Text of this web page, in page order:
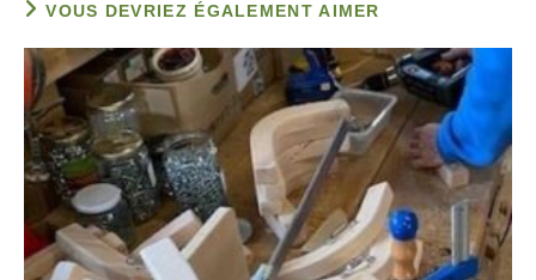
VOUS DEVRIEZ ÉGALEMENT AIMER